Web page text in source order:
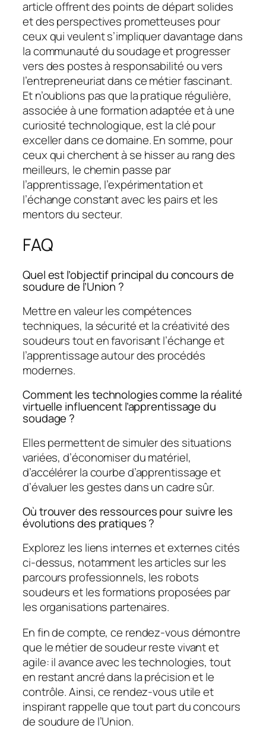
article offrent des points de départ solides
et des perspectives prometteuses pour
ceux qui veulent s’impliquer davantage dans
la communauté du soudage et progresser
vers des postes à responsabilité ou vers
l’entrepreneuriat dans ce métier fascinant.
Et n’oublions pas que la pratique régulière,
associée à une formation adaptée et à une
curiosité technologique, est la clé pour
exceller dans ce domaine. En somme, pour
ceux qui cherchent à se hisser au rang des
meilleurs, le chemin passe par
l’apprentissage, l’expérimentation et
l’échange constant avec les pairs et les
mentors du secteur.
FAQ
Quel est l’objectif principal du concours de
soudure de l’Union ?
Mettre en valeur les compétences
techniques, la sécurité et la créativité des
soudeurs tout en favorisant l’échange et
l’apprentissage autour des procédés
modernes.
Comment les technologies comme la réalité
virtuelle influencent l’apprentissage du
soudage ?
Elles permettent de simuler des situations
variées, d’économiser du matériel,
d’accélérer la courbe d’apprentissage et
d’évaluer les gestes dans un cadre sûr.
Où trouver des ressources pour suivre les
évolutions des pratiques ?
Explorez les liens internes et externes cités
ci-dessus, notamment les articles sur les
parcours professionnels, les robots
soudeurs et les formations proposées par
les organisations partenaires.
En fin de compte, ce rendez-vous démontre
que le métier de soudeur reste vivant et
agile: il avance avec les technologies, tout
en restant ancré dans la précision et le
contrôle. Ainsi, ce rendez-vous utile et
inspirant rappelle que tout part du concours
de soudure de l’Union.